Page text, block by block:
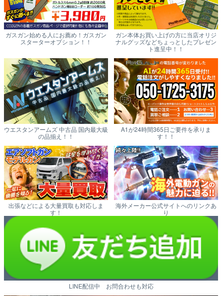
ガスガン始める人にお薦め！ガスガン
スターターオプション！！
ガン本体お買い上げの方に当店オリジ
ナルグッズなどちょっとしたプレゼン
ト進呈中！！
ウエスタンアームズ 中古品 国内最大級
の品揃え！！
A1が24時間365日ご要件を承りま
す！！
出張などによる大量買取も対応しま
す！
海外メーカー公式サイトへのリンクあ
り
LINE配信中 お問合わせも対応